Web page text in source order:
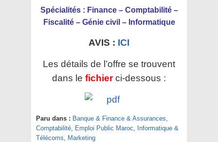
Spécialités : Finance – Comptabilité –
Fiscalité – Génie civil – Informatique
AVIS : ICI
Les détails de l’offre se trouvent
dans le fichier ci-dessous :
Paru dans : Banque & Finance & Assurances,
Comptabilité, Emploi Public Maroc, Informatique &
Télécoms, Marketing